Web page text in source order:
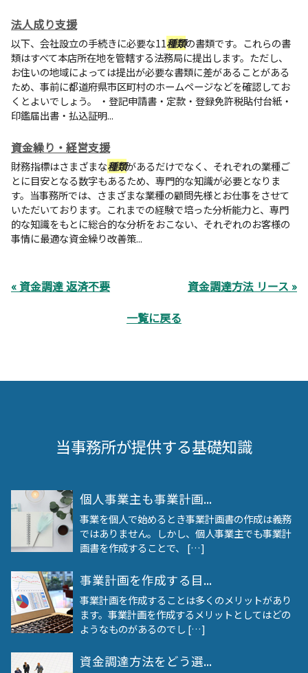
法人成り支援
以下、会社設立の手続きに必要な11種類の書類です。これらの書
類はすべて本店所在地を管轄する法務局に提出します。ただし、
お住いの地域によっては提出が必要な書類に差があることがある
ため、事前に都道府県市区町村のホームページなどを確認してお
くとよいでしょう。 ・登記申請書・定款・登録免許税貼付台紙・
印鑑届出書・払込証明...
資金繰り・経営支援
財務指標はさまざまな種類があるだけでなく、それぞれの業種ご
とに目安となる数字もあるため、専門的な知識が必要となりま
す。当事務所では、さまざまな業種の顧問先様とお仕事をさせて
いただいております。これまでの経験で培った分析能力と、専門
的な知識をもとに総合的な分析をおこない、それぞれのお客様の
事情に最適な資金繰り改善策...
« 資金調達 返済不要
資金調達方法 リース »
一覧に戻る
当事務所が提供する基礎知識
個人事業主も事業計画...
事業を個人で始めるとき事業計画書の作成は義務
ではありません。しかし、個人事業主でも事業計
画書を作成することで、 […]
事業計画を作成する目...
事業計画を作成することは多くのメリットがあり
ます。事業計画を作成するメリットとしてはどの
ようなものがあるのでし […]
資金調達方法をどう選...